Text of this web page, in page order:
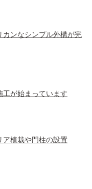
ンなシンプル外構が完
工が始まっています
ア植栽や門柱の設置